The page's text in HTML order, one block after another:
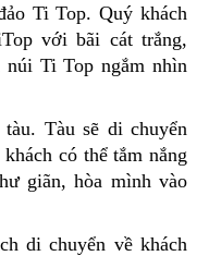
Ti Top. Quý khách
với bãi cát trắng,
Ti Top ngắm nhìn
Tàu sẽ di chuyển
có thể tắm nắng
giãn, hòa mình vào
di chuyển về khách